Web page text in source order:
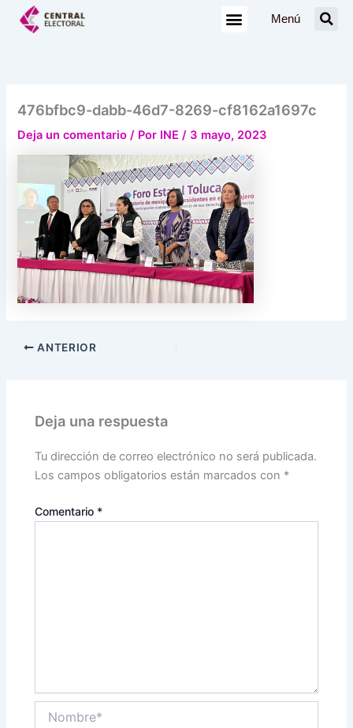
Menú
476bfbc9-dabb-46d7-8269-cf8162a1697c
Deja un comentario / Por INE/ 3 mayo, 2023
ANTERIOR
Deja una respuesta
Tu dirección de correo electrónico no será publicada.
Los campos obligatorios están marcados con *
Comentario *